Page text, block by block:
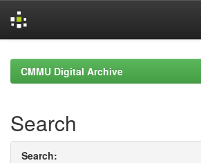
navigationCMMU Digital Archive
Search
Search: